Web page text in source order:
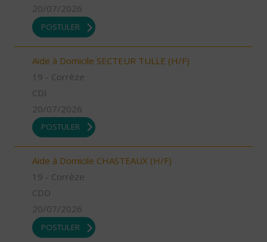
20/07/2026
POSTULER
Aide à Domicile SECTEUR TULLE (H/F)
19 - Corrèze
CDI
20/07/2026
POSTULER
Aide à Domicile CHASTEAUX (H/F)
19 - Corrèze
CDD
20/07/2026
POSTULER